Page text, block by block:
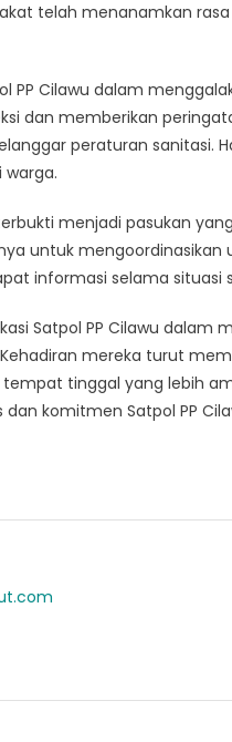
telah menanamkan
PP Cilawu dalam
dan memberikan
peraturan sanitasi.
menjadi pasukan
untuk
informasi selama situasi
Satpol PP Cilawu
mereka turut
tinggal yang lebih
komitmen Satpol PP